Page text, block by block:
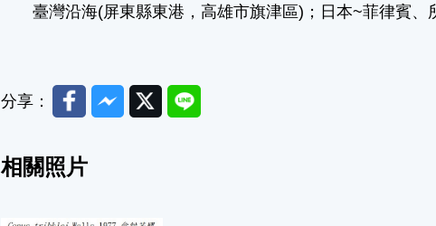
臺灣沿海(屏東縣東港，高雄市旗津區)；日本~菲律賓、
分享： FacebookMessenger
TwitterLine
相關照片